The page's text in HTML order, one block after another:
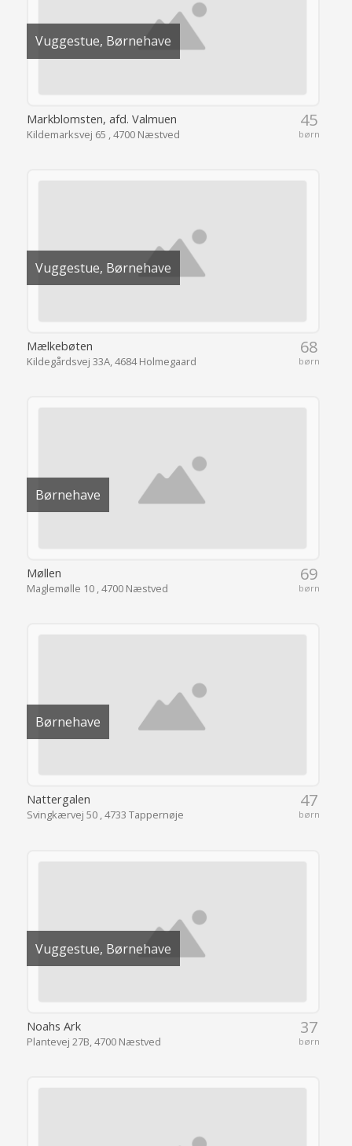
Vuggestue, Børnehave
45
børn
Markblomsten, afd. Valmuen
Kildemarksvej 65 , 4700 Næstved
Vuggestue, Børnehave
68
børn
Mælkebøten
Kildegårdsvej 33A, 4684 Holmegaard
Børnehave
69
børn
Møllen
Maglemølle 10 , 4700 Næstved
Børnehave
47
børn
Nattergalen
Svingkærvej 50 , 4733 Tappernøje
Vuggestue, Børnehave
37
børn
Noahs Ark
Plantevej 27B, 4700 Næstved